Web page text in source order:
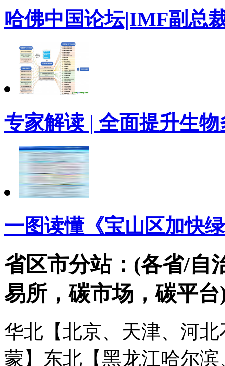
哈佛中国论坛|IMF副总
专家解读 | 全面提升生
一图读懂《宝山区加快
省区市分站：(各省/自
易所，碳市场，碳平台
华北【北京、天津、河
蒙】 东北【黑龙江哈尔